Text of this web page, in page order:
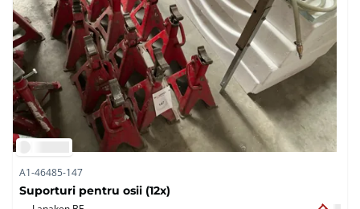
A1-46485-147
Suporturi pentru osii (12x)